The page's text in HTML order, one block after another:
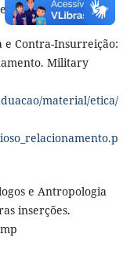
Dumará.
e Contra-Insurreição:
Military
material/etica/
e Antropologia
inserções.